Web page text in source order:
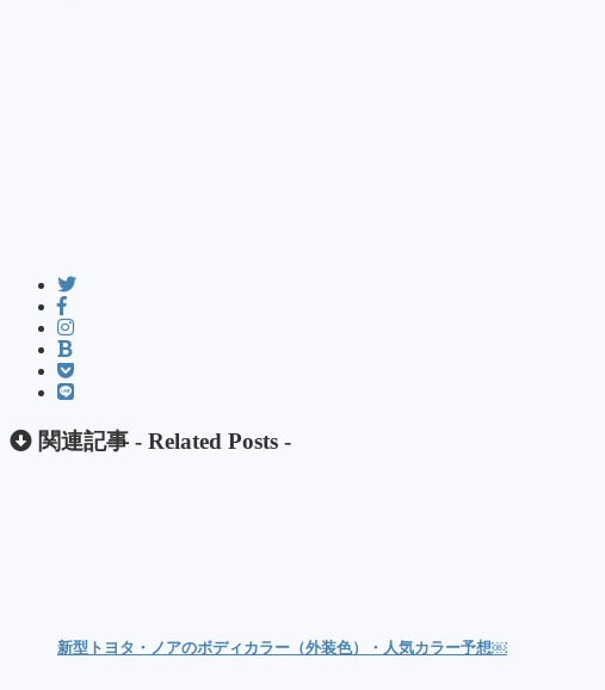
関連記事 - Related Posts -
新型トヨタ・ノアのボディカラー（外装色）・人気カラー予想￼